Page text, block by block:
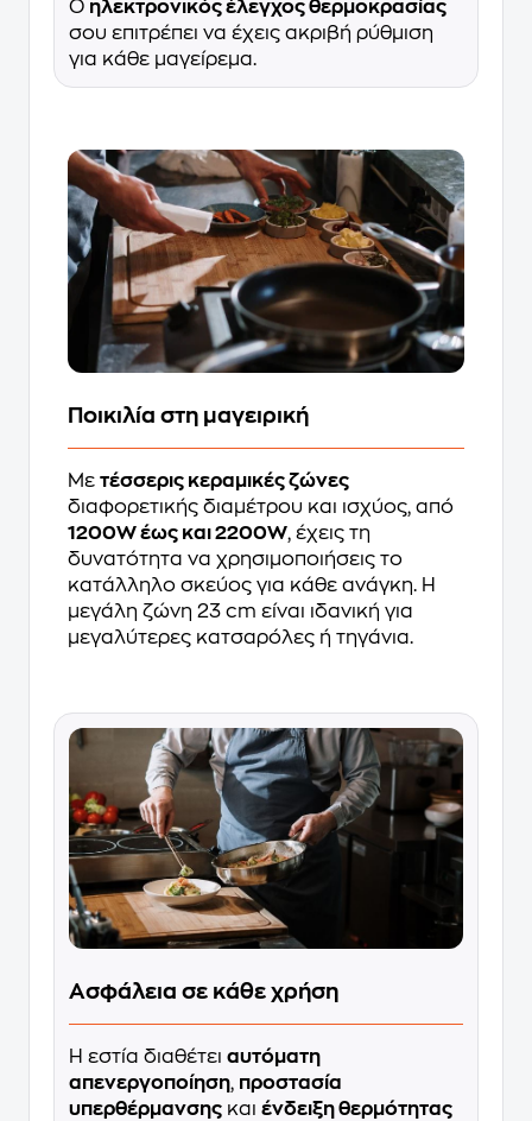
Ο ηλεκτρονικός έλεγχος θερμοκρασίας
σου επιτρέπει να έχεις ακριβή ρύθμιση
για κάθε μαγείρεμα.
Ποικιλία στη μαγειρική
Με τέσσερις κεραμικές ζώνες
διαφορετικής διαμέτρου και ισχύος, από
1200W έως και 2200W, έχεις τη
δυνατότητα να χρησιμοποιήσεις το
κατάλληλο σκεύος για κάθε ανάγκη. Η
μεγάλη ζώνη 23 cm είναι ιδανική για
μεγαλύτερες κατσαρόλες ή τηγάνια.
Ασφάλεια σε κάθε χρήση
Η εστία διαθέτει αυτόματη
απενεργοποίηση, προστασία
υπερθέρμανσης και ένδειξη θερμότητας